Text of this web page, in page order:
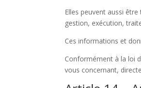
Elles peuvent aussi
gestion, exécution,
Ces informations et
Conformément à la loi
vous concernant,